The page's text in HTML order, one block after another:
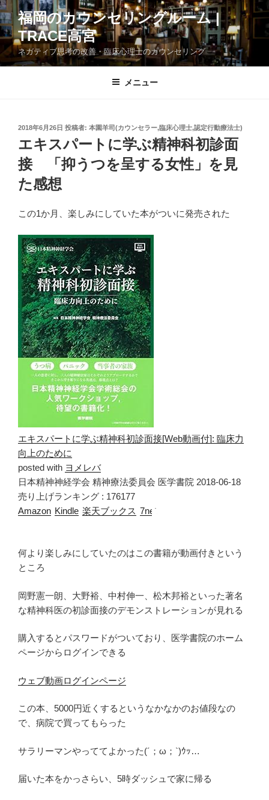
コ
ン
テ
ン
ツ
福岡のカウンセリングルーム |
TRACE高宮
ネガティブ思考の改善・臨床心理士のカウンセリング
メニュー
投
日:
2018年6月26日 投稿者: 本園羊司(カウンセラー,臨床心理士,認定行動療法士)
エキスパートに学ぶ精神科初診面
接 「抑うつを呈する女性」を見
た感想
この1か月、楽しみにしていた本がついに発売された
エキスパートに学ぶ精神科初診面接[Web動画付]: 臨床力
向上のために
posted with ヨメレバ
日本精神神経学会 精神療法委員会 医学書院 2018-06-18
売り上げランキング : 176177
Amazon Kindle 楽天ブックス 7net
何より楽しみにしていたのはこの書籍が動画付きという
ところ
岡野憲一朗、大野裕、中村伸一、松木邦裕といった著名
な精神科医の初診面接のデモンストレーションが見れる
購入するとパスワードがついており、医学書院のホーム
ページからログインできる
ウェブ動画ログインページ
この本、5000円近くするというなかなかのお値段なの
で、病院で買ってもらった
サラリーマンやっててよかった(´；ω；`)ｳｯ…
届いた本をかっさらい、5時ダッシュで家に帰る